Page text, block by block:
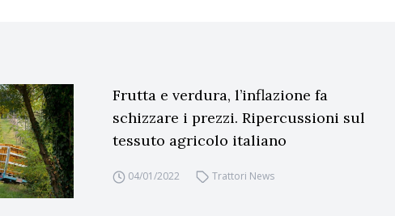
Frutta e verdura, l’inflazione fa
schizzare i prezzi. Ripercussioni sul
tessuto agricolo italiano
04/01/2022 Trattori News